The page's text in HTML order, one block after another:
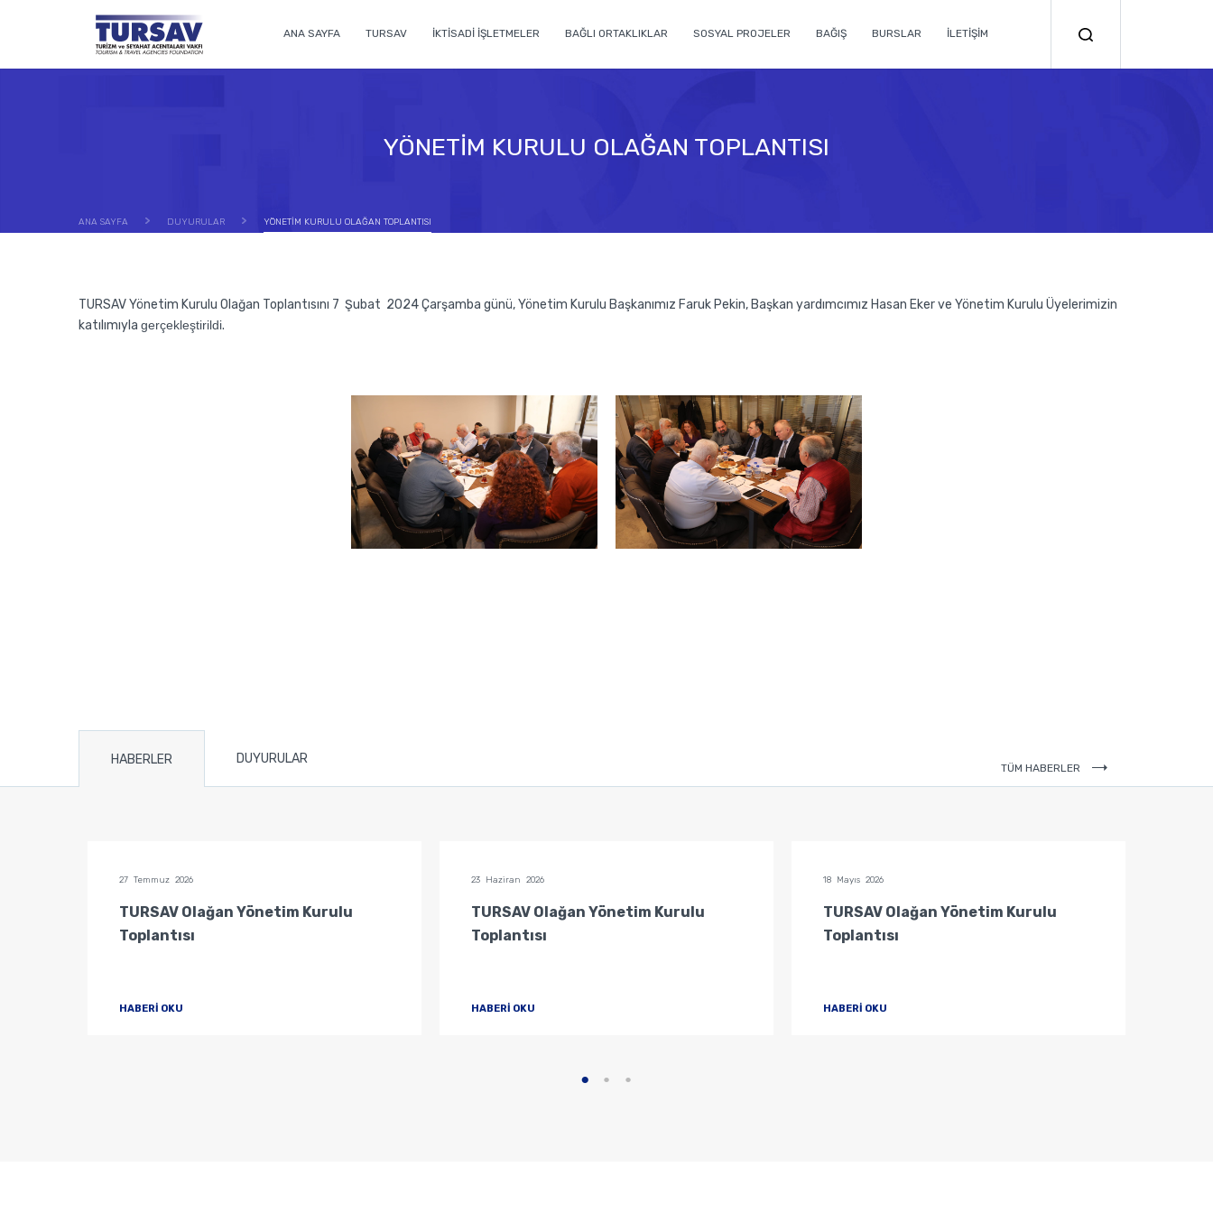
ANA SAYFA TURSAV İKTİSADİ İŞLETMELER BAĞLI ORTAKLIKLAR SOSYAL PROJELER BAĞIŞ BURSLAR İLETİŞİM
YÖNETİM KURULU OLAĞAN TOPLANTISI
ANA SAYFA DUYURULAR YÖNETİM KURULU OLAĞAN TOPLANTISI
TURSAV Yönetim Kurulu Olağan Toplantısını 7 Şubat 2024 Çarşamba günü, Yönetim Kurulu Başkanımız Faruk Pekin, Başkan yardımcımız Hasan Eker ve Yönetim Kurulu Üyelerimizin
katılımıyla gerçekleştirildi.
HABERLER DUYURULAR
TÜM HABERLER
27 Temmuz 2026
TURSAV Olağan Yönetim Kurulu
Toplantısı
HABERİ OKU
23 Haziran 2026
TURSAV Olağan Yönetim Kurulu
Toplantısı
HABERİ OKU
18 Mayıs 2026
TURSAV Olağan Yönetim Kurulu
Toplantısı
HABERİ OKU